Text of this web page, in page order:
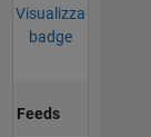
Visualizza
badge
Feeds